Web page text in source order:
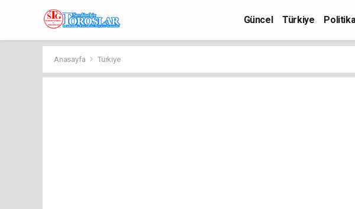
Güncel Türkiye
Anasayfa Türkiye